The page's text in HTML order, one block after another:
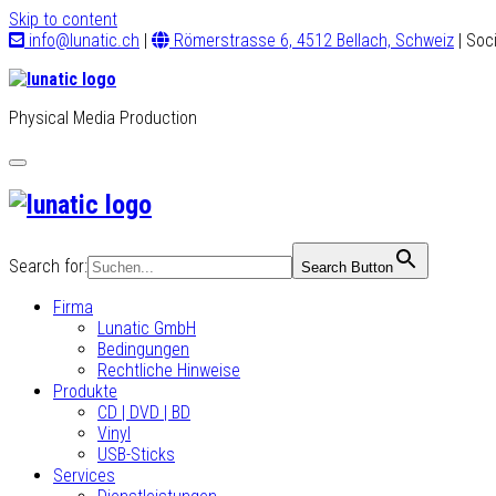
Skip to content
info@lunatic.ch | Römerstrasse 6, 4512 Bellach, Schweiz |
Physical Media Production
Toggle
navigation
Search for: Search Button
Firma
Lunatic GmbH
Bedingungen
Rechtliche Hinweise
Produkte
CD | DVD | BD
Vinyl
USB-Sticks
Services